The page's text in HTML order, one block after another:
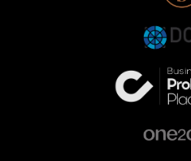
participación con
gala responde a una
excelencia en el
automoción.
de la comunidad,